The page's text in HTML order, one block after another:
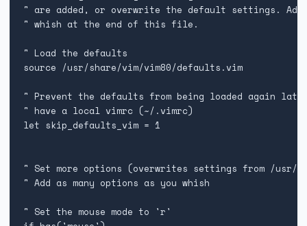
Технически изисквания
GDPR
Блог
" are added, or overwrite the default settings. Add
" whish at the end of this file.
" Load the defaults
source /usr/share/vim/vim80/defaults.vim
" Prevent the defaults from being loaded again
" have a local vimrc (~/.vimrc)
let skip_defaults_vim = 1
" Set more options (overwrites settings from /usr/
" Add as many options as you whish
" Set the mouse mode to 'r'